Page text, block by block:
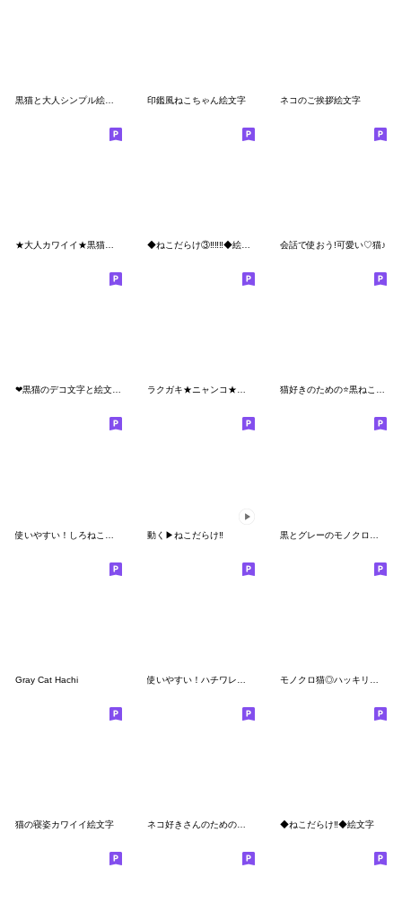
印鑑風ねこちゃん絵文字 ネコのご挨拶絵文字
会話で使おう!可愛い♡猫♪
❤黒猫のデコ文字と絵文字❤ ラクガキ★ニャンコ★ゆるかわ絵文字 猫好きのための⭐️黒ねこ絵文字
動く▶︎ねこだらけ‼︎
Gray Cat Hachi
猫の寝姿カワイイ絵文字 ネコ好きさんのための♡にゃんこふきだし ◆ねこだらけ‼️◆絵文字